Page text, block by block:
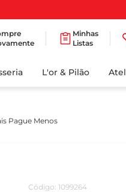
Minhas
Listas
L'or & Pilão
Pague Menos
Código: 1099264